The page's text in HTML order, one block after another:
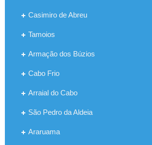
Casimiro de Abreu
Tamoios
Armação dos Búzios
Cabo Frio
Arraial do Cabo
São Pedro da Aldeia
Araruama